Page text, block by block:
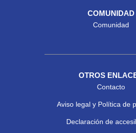
COMUNIDAD
Comunidad
OTROS
Contacto
Aviso legal y Política de
Declaración de